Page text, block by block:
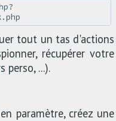
tout un tas d'actions
récupérer votre
perso, ...).
paramètre, créez une